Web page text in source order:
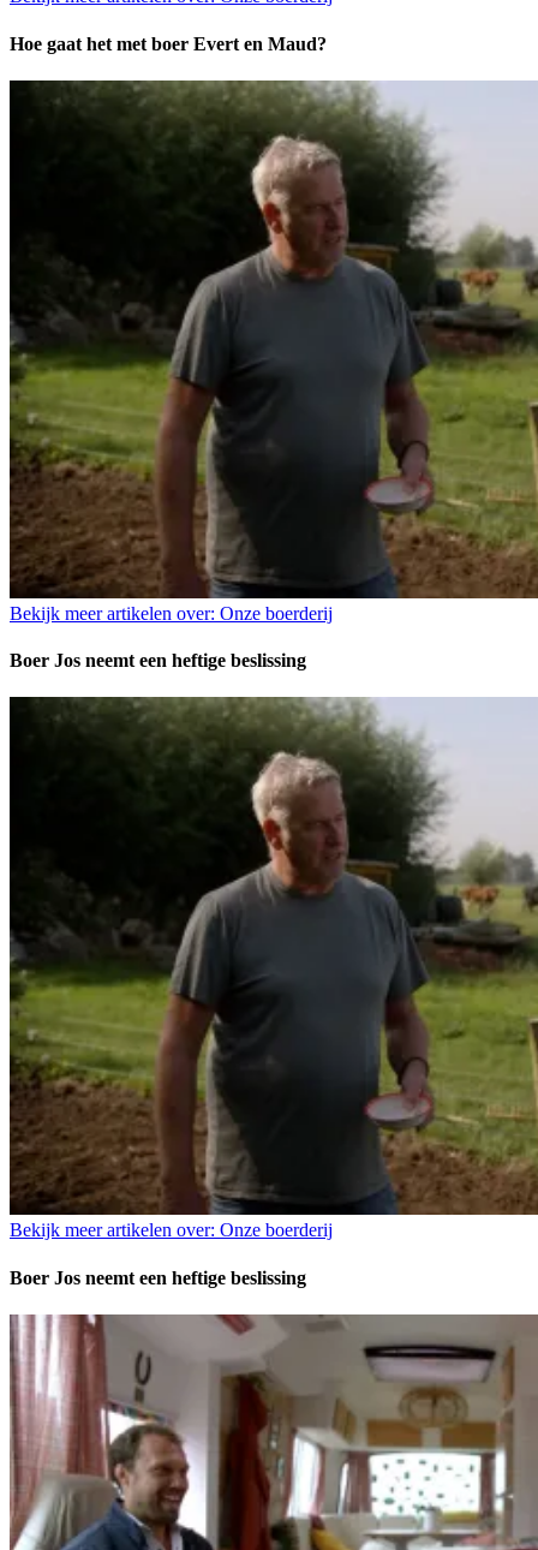
Hoe gaat het met boer Evert en Maud?
Bekijk meer artikelen over: Onze boerderij
Boer Jos neemt een heftige beslissing
Bekijk meer artikelen over: Onze boerderij
Boer Jos neemt een heftige beslissing